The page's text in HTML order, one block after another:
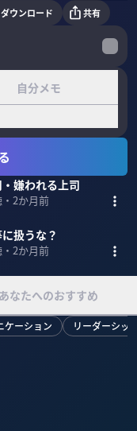
ダウンロード 共有
自分メモ
嫌われる上司
2か月前
扱うな？
2か月前
あなたへのおすすめ
ケーション リーダーシッ